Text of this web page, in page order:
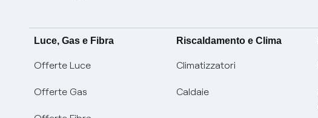
Luce, Gas e Fibra
Offerte Luce
Offerte Gas
Riscaldamento e Clima
Climatizzatori
Caldaie